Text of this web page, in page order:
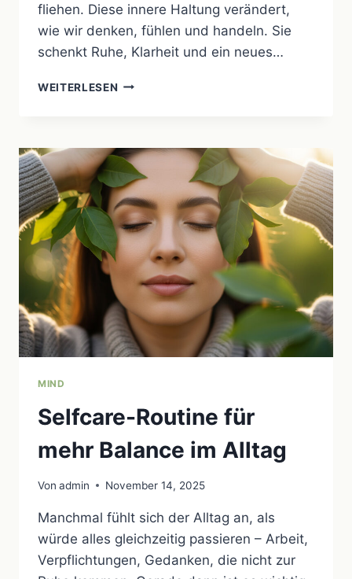
fliehen. Diese innere Haltung verändert,
wie wir denken, fühlen und handeln. Sie
schenkt Ruhe, Klarheit und ein neues…
WEITERLESEN ACHTSAMKEIT
BEWUSSTSEIN
STÄRKEN
UND
INNERE
RUHE
FINDEN
MIND
Selfcare-Routine für
mehr Balance im Alltag
Von admin November 14, 2025
Manchmal fühlt sich der Alltag an, als
würde alles gleichzeitig passieren – Arbeit,
Verpflichtungen, Gedanken, die nicht zur